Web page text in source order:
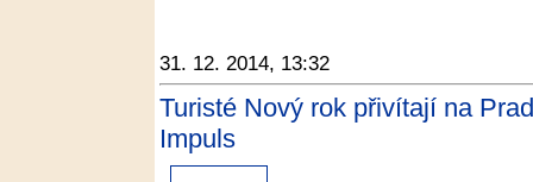
31. 12. 2014, 13:32
Turisté Nový rok přivítají na
Impuls